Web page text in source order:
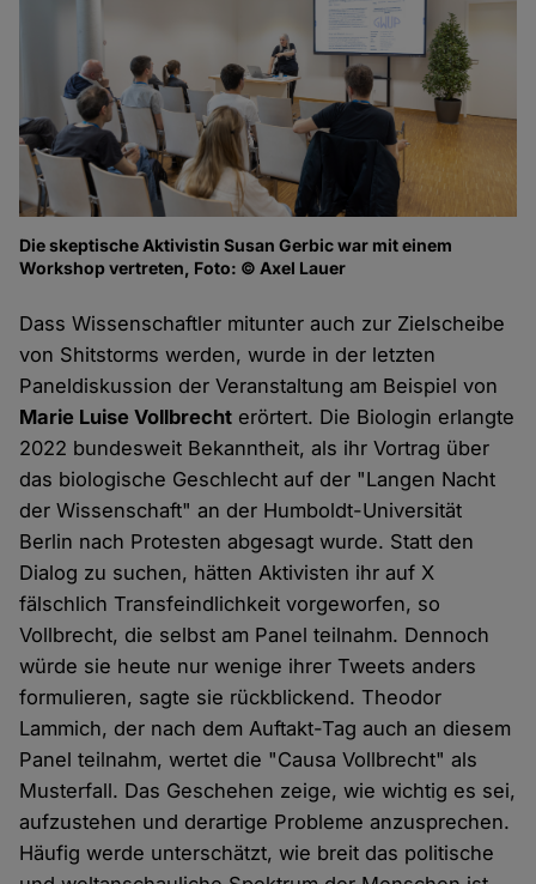
Die skeptische Aktivistin Susan Gerbic war mit einem
Workshop vertreten, Foto: © Axel Lauer
Dass Wissenschaftler mitunter auch zur Zielscheibe
von Shitstorms werden, wurde in der letzten
Paneldiskussion der Veranstaltung am Beispiel von
Marie Luise Vollbrecht erörtert. Die Biologin erlangte
2022 bundesweit Bekanntheit, als ihr Vortrag über
das biologische Geschlecht auf der "Langen Nacht
der Wissenschaft" an der Humboldt-Universität
Berlin nach Protesten abgesagt wurde. Statt den
Dialog zu suchen, hätten Aktivisten ihr auf X
fälschlich Transfeindlichkeit vorgeworfen, so
Vollbrecht, die selbst am Panel teilnahm. Dennoch
würde sie heute nur wenige ihrer Tweets anders
formulieren, sagte sie rückblickend. Theodor
Lammich, der nach dem Auftakt-Tag auch an diesem
Panel teilnahm, wertet die "Causa Vollbrecht" als
Musterfall. Das Geschehen zeige, wie wichtig es sei,
aufzustehen und derartige Probleme anzusprechen.
Häufig werde unterschätzt, wie breit das politische